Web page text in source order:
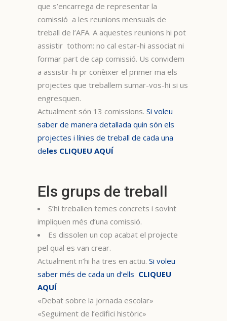
que s’encarrega de representar la
comissió a les reunions mensuals de
treball de l’AFA. A aquestes reunions hi pot
assistir tothom: no cal estar-hi associat ni
formar part de cap comissió. Us convidem
a assistir-hi pr conèixer el primer ma els
projectes que treballem sumar-vos-hi si us
engresquen.
Actualment són 13 comissions. Si voleu
saber de manera detallada quin són els
projectes i línies de treball de cada una
deles CLIQUEU AQUÍ
Els grups de treball
S’hi treballen temes concrets i sovint
impliquen més d’una comissió.
Es dissolen un cop acabat el projecte
pel qual es van crear.
Actualment n’hi ha tres en actiu. Si voleu
saber més de cada un d’ells CLIQUEU
AQUÍ
«Debat sobre la jornada escolar»
«Seguiment de l’edifici històric»